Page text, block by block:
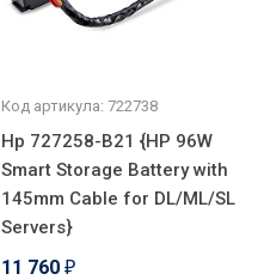
Код артикула: 722738
Hp 727258-B21 {HP 96W
Smart Storage Battery with
145mm Cable for DL/ML/SL
Servers}
11 760 ₽